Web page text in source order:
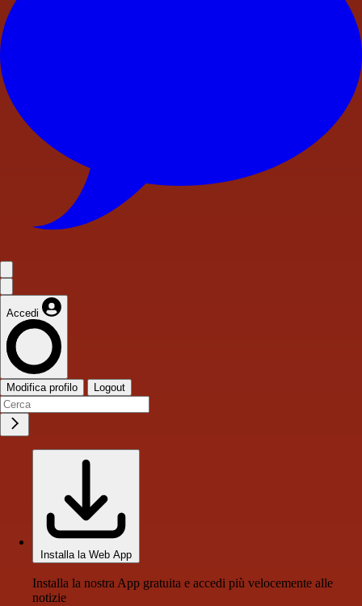
Accedi
Modifica profilo Logout
Installa la Web App
Installa la nostra App gratuita e accedi più velocemente alle
notizie